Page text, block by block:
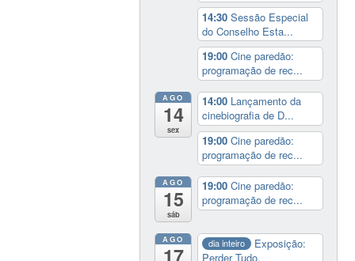
14:30Sessão Especial
do Conselho Esta...
19:00Cine paredão:
programação de rec...
AGO
14
sex
14:00 Lançamento da
cinebiografia de D...
19:00Cine paredão:
programação de rec...
AGO
15
sáb
19:00Cine paredão:
programação de rec...
AGO dia inteiro
Exposição:
Perder Tudo.